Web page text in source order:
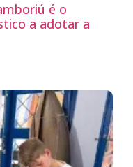
é o
a adotar a